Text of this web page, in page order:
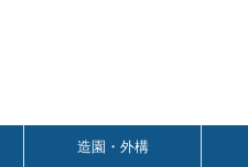
造園・外構